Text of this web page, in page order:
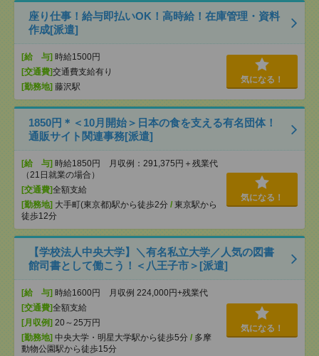
座り仕事！給与即払いOK！高時給！在庫管理・資料
作成[派遣]
[給 与] 時給1500円
[交通費]交通費支給有り
[勤務地] 藤沢駅
気になる！
1850円＊＜10月開始＞日本の食を支える有名団体！
通販サイト関連事務[派遣]
[給 与] 時給1850円 月収例：291,375円＋残業代
（21日就業の場合）
[交通費]全額支給
[勤務地] 大手町(東京都)駅から徒歩2分 / 東京駅から
徒歩12分
気になる！
【学校法人中央大学】＼有名私立大学／人気の図書
館司書として働こう！＜八王子市＞[派遣]
[給 与] 時給1600円 月収例 224,000円+残業代
[交通費]全額支給
[月収例] 20～25万円
[勤務地] 中央大学・明星大学駅から徒歩5分 / 多摩
動物公園駅から徒歩15分
気になる！